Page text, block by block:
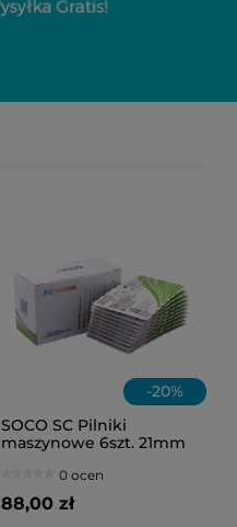
-20%
SOCO SC Pilniki
maszynowe 6szt. 21mm
0 ocen
88,00 zł